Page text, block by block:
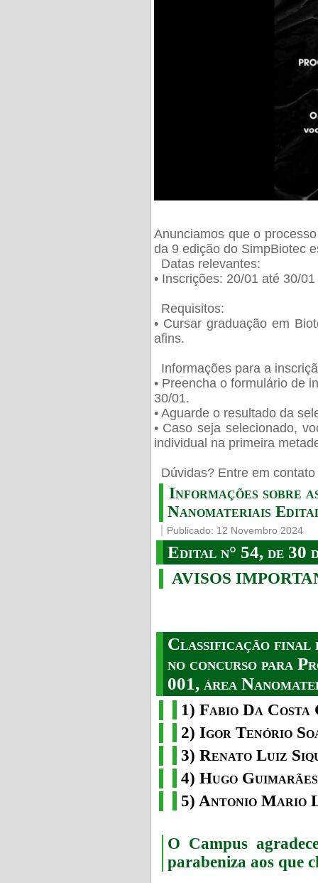
Anunciamos que o
da 9 edição do SimpBiotec
Datas relevantes:
• Inscrições: 20/01 até 30/01
Requisitos:
• Cursar graduação em
afins.
Informações para a
• Preencha o formulário de
30/01.
• Aguarde o resultado da
• Caso seja selecionado,
individual na primeira
Dúvidas? Entre em
Informações sobre
Nanomateriais
Publicado: 12 Novembro 2024
Edital n° 54, de 30
AVISOS
Classificação final
no concurso para
001, área
1) Fabio Da
2) Igor Tenório
3) Renato Luiz
4) Hugo
5) Antonio Mario
O Campus
parabeniza aos que